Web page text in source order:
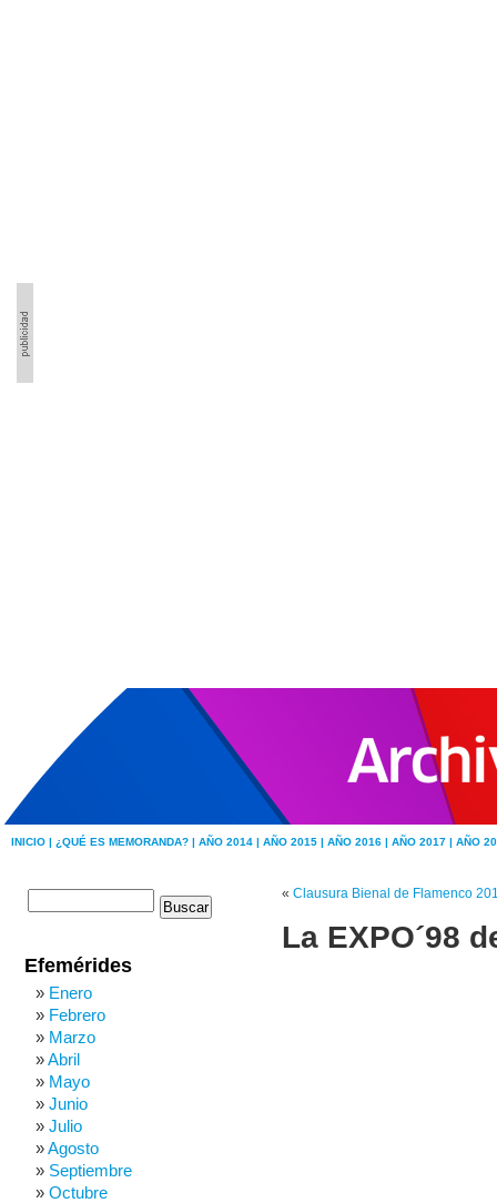
INICIO | ¿QUÉ ES MEMORANDA? | AÑO 2014 | AÑO 2015 | AÑO 2016 | AÑO 2017 | AÑO
« Clausura Bienal de Flamenco
La EXPO´98
Efemérides
Enero
Febrero
Marzo
Abril
Mayo
Junio
Julio
Agosto
Septiembre
Octubre